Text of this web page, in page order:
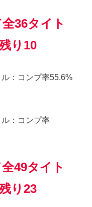
36タイト
り10
：コンプ率55.6%
：コンプ率
49タイト
り23